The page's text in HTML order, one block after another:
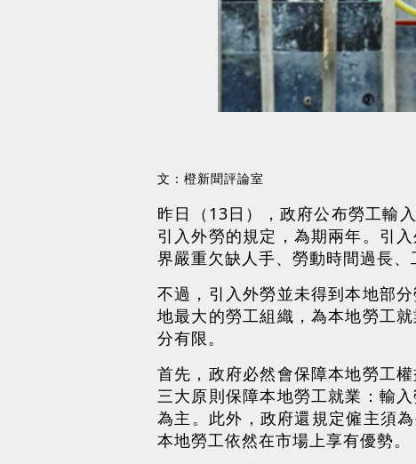
文：橙新聞評論室
昨日（13日），政府公布勞工輸
引入外勞的規定，為期兩年。引
界嚴重欠缺人手、勞動時間過長
不過，引入外勞並未得到本地部
地最大的勞工組織，為本地勞工
分有限。
首先，政府必然會保障本地勞工
三大原則保障本地勞工就業：輸
為主。此外，政府還規定僱主須
本地勞工依然在市場上享有優勢。